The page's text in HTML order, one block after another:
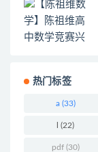
热门标签
a(33)
(22)
pdf(30)